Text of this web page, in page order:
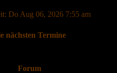
Do Aug 06, 2026 7:55 am
nächsten Termine
Forum